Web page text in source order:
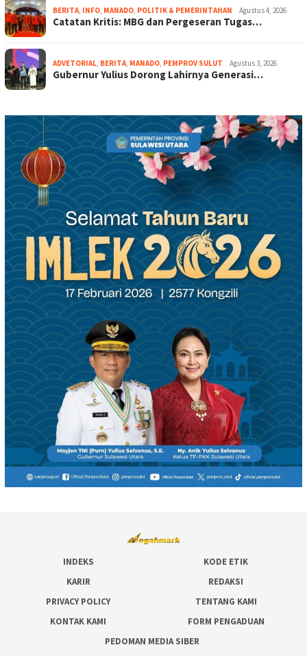
BERITA INFO MANADO POLITIK & PEMERINTAHAN Agustus 4, 2026
Catatan Kritis: MBG dan Pergeseran Tugas…
ADVETORIAL BERITA MANADO PEMPROV SULUT Agustus 3, 2026
Gubernur Yulius Dorong Lahirnya Generasi…
INDEKS
KODE ETIK
KARIR
REDAKSI
PRIVACY POLICY
TENTANG KAMI
KONTAK KAMI
FORM PENGADUAN
PEDOMAN MEDIA SIBER